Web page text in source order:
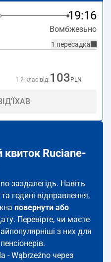
19:16
Вомбжезьно
1 пересадка
1-й клас від: 103 PLN
Ruciane-
заздалегідь. Навіть
годині відправлення,
повернути або
Перевірте, чи маєте
з них для
- Wąbrzeźno через